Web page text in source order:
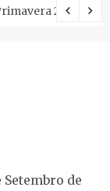
2018 .[:]
Setembro de